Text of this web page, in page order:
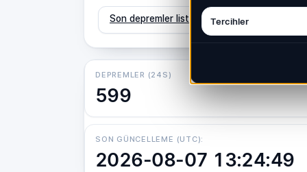
Tercihler
Son depremler listesini aç Isı haritasını aç
DEPREMLER (24S)
599
SON GÜNCELLEME (UTC):
2026-08-07 13:24:49